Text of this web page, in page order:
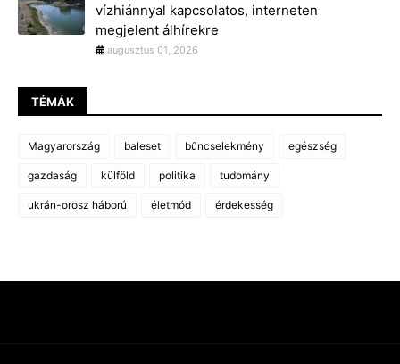
vízhiánnyal kapcsolatos, interneten
megjelent álhírekre
augusztus 01, 2026
TÉMÁK
Magyarország baleset bűncselekmény egészség
gazdaság külföld politika tudomány
ukrán-orosz háború életmód érdekesség